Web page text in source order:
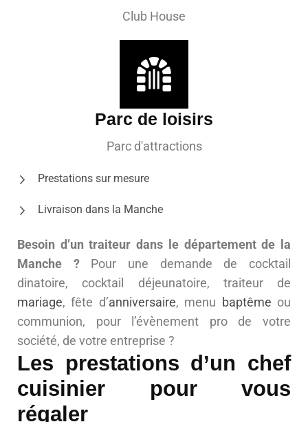
Club House
Parc de loisirs
Parc d'attractions
Prestations sur mesure
Livraison dans la Manche
Besoin d’un traiteur dans le département de la
Manche ?Pour une demande de cocktail
dinatoire, cocktail déjeunatoire, traiteur de
mariage, fête d’anniversaire, menu baptême ou
communion, pour l’évènement pro de votre
société, de votre entreprise ?
Les prestations d’un chef
cuisinier pour vous
régaler